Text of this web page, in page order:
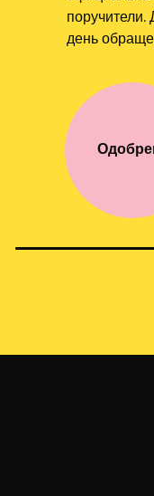
поручители.
день